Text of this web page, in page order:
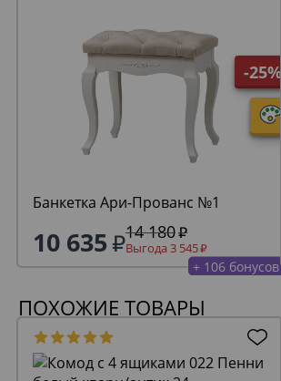
-25%
Банкетка Ари-Прованс №1
10 635 14 180
Выгода 3 545
+ 106 бонусов
ПОХОЖИЕ ТОВАРЫ